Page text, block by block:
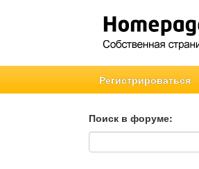
Регистрироваться
Поиск в форуме:
Поиск в форуме